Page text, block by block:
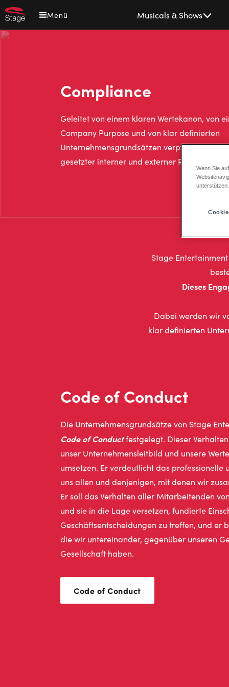
Direkt
zum
Inhalt
Menü
navigation
Musicals & Shows
Compliance
Geleitet von einem klaren Wertekanon, von
Company Purpose und von klar definierten
Unternehmensgrundsätzen verpflichten wir
gesetzter interner und externer Regeln.
Stage
Dieses
Dabei werden wir
klar definierten
Code of Conduct
Die Unternehmensgrundsätze von Stage
CodeofConductfestgelegt. Dieser
unser Unternehmensleitbild und unsere
umsetzen. Er verdeutlicht das professionelle
uns allen und denjenigen, mit denen wir
Er soll das Verhalten aller Mitarbeitenden
und sie in die Lage versetzen, fundierte
Geschäftsentscheidungen zu treffen, und er
die wir untereinander, gegenüber unseren
Gesellschaft haben.
Code of Conduct
Wenn Sie
unterstützen.